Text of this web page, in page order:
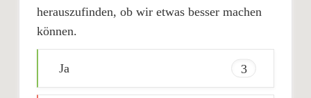
herauszufinden, ob wir etwas besser machen
können.
Ja 3